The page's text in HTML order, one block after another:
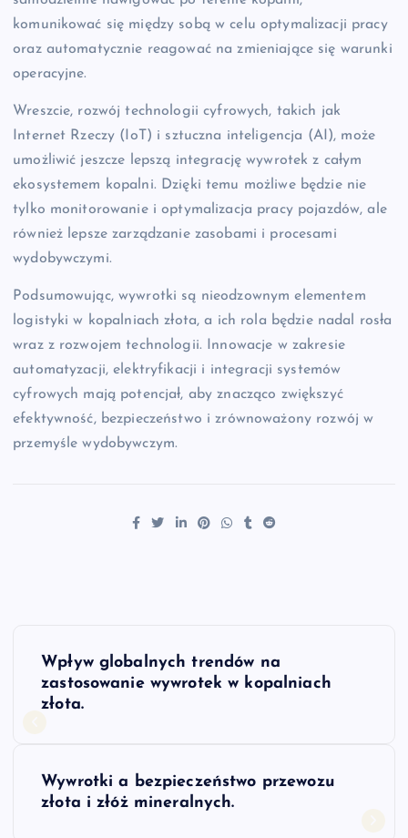
komunikować się między sobą w celu optymalizacji pracy
oraz automatycznie reagować na zmieniające się warunki
operacyjne.
Wreszcie, rozwój technologii cyfrowych, takich jak
Internet Rzeczy (IoT) i sztuczna inteligencja (AI), może
umożliwić jeszcze lepszą integrację wywrotek z całym
ekosystemem kopalni. Dzięki temu możliwe będzie nie
tylko monitorowanie i optymalizacja pracy pojazdów, ale
również lepsze zarządzanie zasobami i procesami
wydobywczymi.
Podsumowując, wywrotki są nieodzownym elementem
logistyki w kopalniach złota, a ich rola będzie nadal rosła
wraz z rozwojem technologii. Innowacje w zakresie
automatyzacji, elektryfikacji i integracji systemów
cyfrowych mają potencjał, aby znacząco zwiększyć
efektywność, bezpieczeństwo i zrównoważony rozwój w
przemyśle wydobywczym.
NWpływ globalnych trendów na
zastosowanie wywrotek w kopalniach
złota.
Wywrotki a bezpieczeństwo przewozu
złota i złóż mineralnych.